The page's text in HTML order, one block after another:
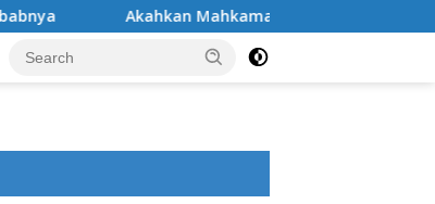
Akahkan Mahkamah Konstitusi Menganulir Peran